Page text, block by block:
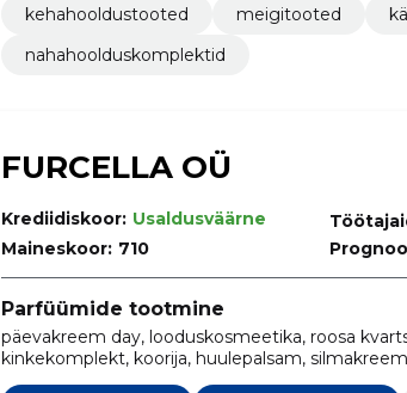
kehahooldustooted
meigitooted
nahahoolduskomplektid
FURCELLA OÜ
Krediidiskoor: Usaldusväärne
Maineskoor: 710
Parfüümide tootmine
päevakreem day, looduskosmeetika, roosa
kinkekomplekt, koorija, huulepalsam,
light